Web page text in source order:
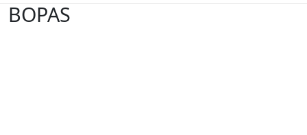
BOPAS